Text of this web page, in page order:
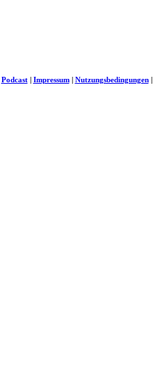
Podcast| Impressum| Nutzungsbedingungen|